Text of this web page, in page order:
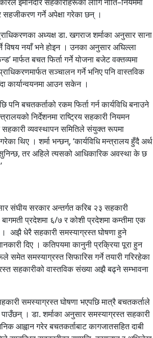
गर्ने अपेक्षा गरेका छन् ।
अध्यक्ष डा. खगराज शर्माका अनुसार साना
विषय नयाँ भने होइन । उनका अनुसार अघिल्ला
मार्फत बचत फिर्ता गर्ने योजना बजेट वक्तव्यमा
सञ्चालन गर्ने भनिए पनि वास्तविक
कार्यान्वयनमा आउन सकेन ।
बचतकर्ताको रकम फिर्ता गर्न कार्यविधि बनाउने
निर्देशनमा राष्ट्रिय सहकारी नियमन
व्यवस्थापन समितिले संयुक्त रूपमा
थिए । शर्मा भन्छन्, ‘कार्यविधि मन्त्रालय हुँदै अर्थ
तर अहिले त्यसको आधिकारिक अवस्था के छ
संघीय सरकार अन्तर्गत करिब २३ सहकारी
प्रदेशमा ६/७ र कोशी प्रदेशमा कम्तीमा एक
अझै धेरै सहकारी समस्याग्रस्त घोषणा हुने
दिए । कतिपयमा कानुनी प्रक्रिया पूरा हुन
समेत समस्याग्रस्त सिफारिस गर्ने तयारी गरिरहेका
सहकारीको वास्तविक संख्या अझै बढ्ने सम्भावना
समस्याग्रस्त घोषणा भएपछि मात्रै बचतकर्ताले
पाउँछन् । डा. शर्माका अनुसार समस्याग्रस्त सहकारी
आह्वान गरेर बचतकर्ताबाट कागजातसहित दाबी